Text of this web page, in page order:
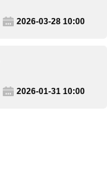
2026-03-28 10:00
2026-01-31 10:00